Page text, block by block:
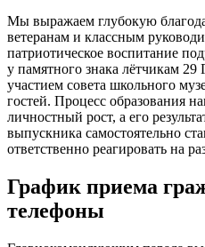
Мы выражаем глубокую
ветеранам и классным
патриотическое воспитание
у памятного знака лётчикам
участием совета школьного
гостей. Процесс образования
личностный рост, а его
выпускника самостоятельно
ответственно реагировать на
График приема
телефоны